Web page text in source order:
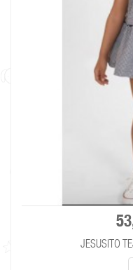
JESUSITO